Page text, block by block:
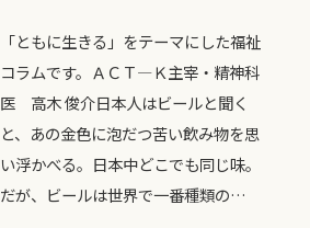
「ともに生きる」をテーマにした福祉
コラムです。ＡＣＴ―Ｋ主宰・精神科
医 高木 俊介日本人はビールと聞く
と、あの金色に泡だつ苦い飲み物を思
い浮かべる。日本中どこでも同じ味。
だが、ビールは世界で一番種類の…